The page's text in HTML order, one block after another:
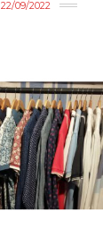
22/09/2022